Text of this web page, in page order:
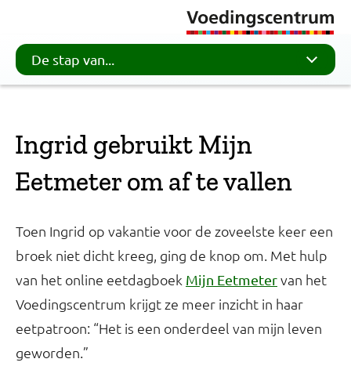
De stap van...
Ingrid gebruikt Mijn
Eetmeter om af te vallen
Toen Ingrid op vakantie voor de zoveelste keer een
broek niet dicht kreeg, ging de knop om. Met hulp
van het online eetdagboek Mijn Eetmetervan het
Voedingscentrum krijgt ze meer inzicht in haar
eetpatroon: “Het is een onderdeel van mijn leven
geworden.”